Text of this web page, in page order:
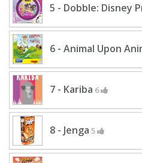
5 - Dobble: Disney
6 - Animal Upon
7 - Kariba 6
8 - Jenga 5